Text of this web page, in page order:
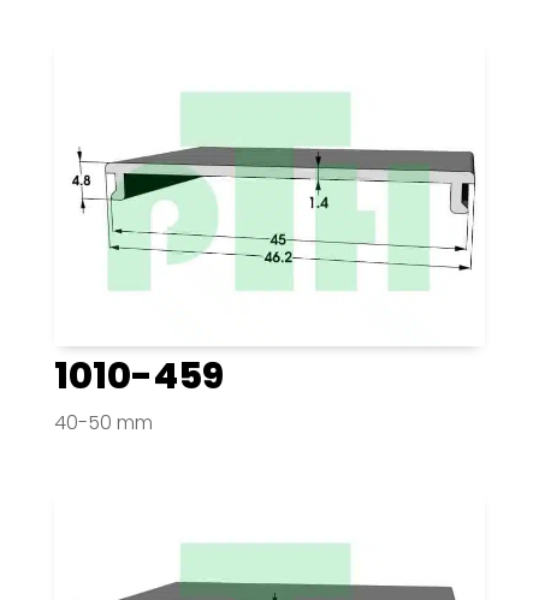
1010-459
40-50 mm